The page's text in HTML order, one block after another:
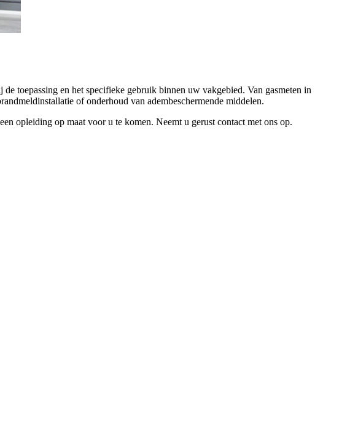
toepassing en het specifieke gebruik binnen uw vakgebied. Van gasmeten in
of onderhoud van adembeschermende middelen.
opleiding op maat voor u te komen. Neemt u gerust contact met ons op.